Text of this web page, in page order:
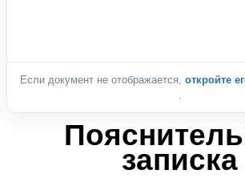
Если документ не отображается, откройте
записка